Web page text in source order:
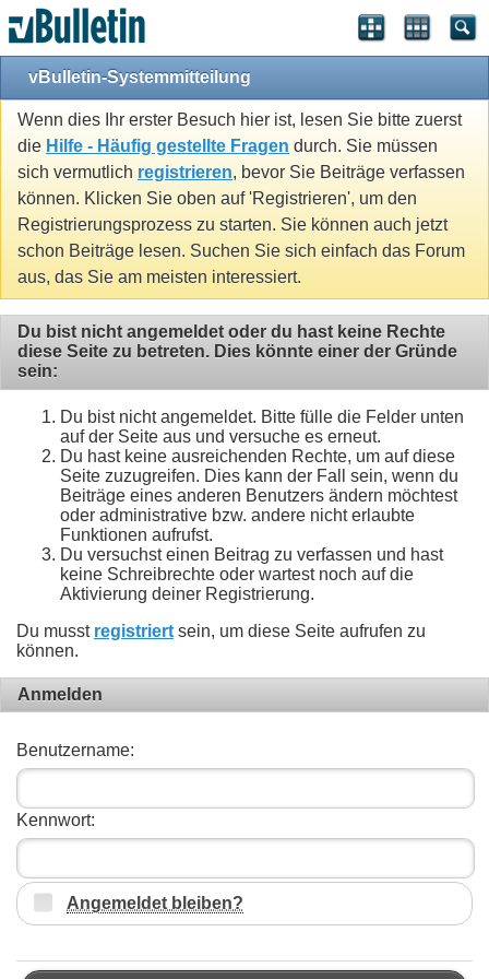
vBulletin-Systemmitteilung
Wenn dies Ihr erster Besuch hier ist, lesen Sie bitte zuerst
die Hilfe - Häufig gestellte Fragen durch. Sie müssen
sich vermutlich registrieren, bevor Sie Beiträge verfassen
können. Klicken Sie oben auf 'Registrieren', um den
Registrierungsprozess zu starten. Sie können auch jetzt
schon Beiträge lesen. Suchen Sie sich einfach das Forum
aus, das Sie am meisten interessiert.
Du bist nicht angemeldet oder du hast keine Rechte
diese Seite zu betreten. Dies könnte einer der Gründe
sein:
Du bist nicht angemeldet. Bitte fülle die Felder unten
auf der Seite aus und versuche es erneut.
Du hast keine ausreichenden Rechte, um auf diese
Seite zuzugreifen. Dies kann der Fall sein, wenn du
Beiträge eines anderen Benutzers ändern möchtest
oder administrative bzw. andere nicht erlaubte
Funktionen aufrufst.
Du versuchst einen Beitrag zu verfassen und hast
keine Schreibrechte oder wartest noch auf die
Aktivierung deiner Registrierung.
Du musst registriert sein, um diese Seite aufrufen zu
können.
Anmelden
Benutzername:
Kennwort:
Angemeldet bleiben?